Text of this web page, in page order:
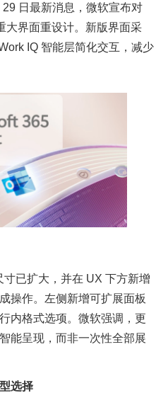
日最新消息，微软宣布对
大界面重设计。新版界面采
IQ 智能层简化交互，减少
已扩大，并在 UX 下方新增
操作。左侧新增可扩展面板
内格式选项。微软强调，更
能呈现，而非一次性全部展
选择